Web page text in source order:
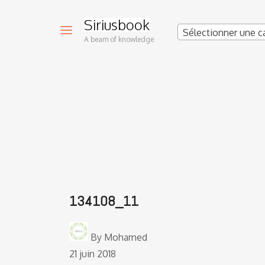
Siriusbook
A beam of knowledge
Sélectionner une
134108_11
By Mohamed
21 juin 2018